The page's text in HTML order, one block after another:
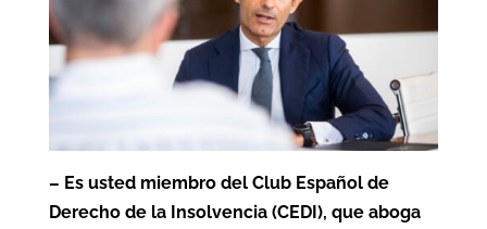
– Es usted miembro del Club Español de
Derecho de la Insolvencia (CEDI), que aboga